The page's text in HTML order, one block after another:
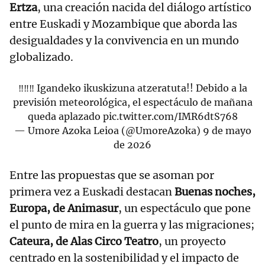
Ertza, una creación nacida del diálogo artístico
entre Euskadi y Mozambique que aborda las
desigualdades y la convivencia en un mundo
globalizado.
‼️‼️‼️ Igandeko ikuskizuna atzeratuta!! Debido a la
previsión meteorológica, el espectáculo de mañana
queda aplazado pic.twitter.com/IMR6dtS768
— Umore Azoka Leioa (@UmoreAzoka) 9 de mayo
de 2026
Entre las propuestas que se asoman por
primera vez a Euskadi destacanBuenas noches,
Europa, de Animasur, un espectáculo que pone
el punto de mira en la guerra y las migraciones;
Cateura, de Alas Circo Teatro, un proyecto
centrado en la sostenibilidad y el impacto de